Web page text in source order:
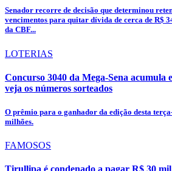
Senador recorre de decisão que determinou
vencimentos para quitar dívida de cerca de R$
da CBF...
LOTERIAS
Concurso 3040 da Mega-Sena acumula
veja os números sorteados
O prêmio para o ganhador da edição desta
milhões.
FAMOSOS